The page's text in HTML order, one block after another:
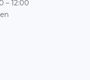
– 12:00